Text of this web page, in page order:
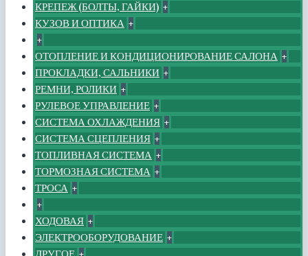
КРЕПЕЖ (БОЛТЫ, ГАЙКИ) +
КУЗОВ И ОПТИКА +
+
ОТОПЛЕНИЕ И КОНДИЦИОНИРОВАНИЕ САЛОНА +
ПРОКЛАДКИ, САЛЬНИКИ +
РЕМНИ, РОЛИКИ +
РУЛЕВОЕ УПРАВЛЕНИЕ +
СИСТЕМА ОХЛАЖДЕНИЯ +
СИСТЕМА СЦЕПЛЕНИЯ +
ТОПЛИВНАЯ СИСТЕМА +
ТОРМОЗНАЯ СИСТЕМА +
ТРОСА +
+
ХОДОВАЯ +
ЭЛЕКТРООБОРУДОВАНИЕ +